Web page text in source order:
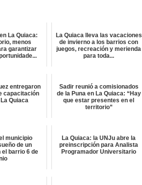
La Quiaca:
menos
garantizar
La Quiaca lleva las vacaciones
de invierno a los barrios con
juegos, recreación y merienda
para toda...
entregaron
capacitación
Quiaca
Sadir reunió a comisionados
de la Puna en La Quiaca: “Hay
que estar presentes en el
territorio”
municipio
de un
el barrio 6 de
La Quiaca: la UNJu abre la
preinscripción para Analista
Programador Universitario